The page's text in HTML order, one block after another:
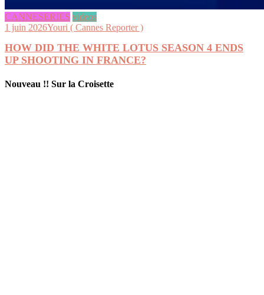
CANNESERIES videos
1 juin 2026Youri ( Cannes Reporter )
HOW DID THE WHITE LOTUS SEASON 4 ENDS
UP SHOOTING IN FRANCE?
Nouveau !! Sur la Croisette